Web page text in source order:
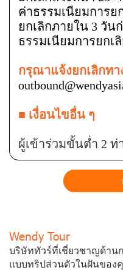
ค่าธรรมเนียมการย
ยกเลิกภายใน 3 วัน
ธรรมเนียมการยกเ
กรุณาแจ้งยกเลิกทา
■ เงื่อนไขอื่น ๆ
ผู้เข้าร่วมขั้นต่ำ 2 ท่
Wendy Tour
บริษัททัวร์ที่เชี่ยวชาญด้าน
แบบทริปส่วนตัวในฝันของ